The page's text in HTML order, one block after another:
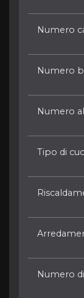
Numero
Numero
Numero
Tipo di
Numero